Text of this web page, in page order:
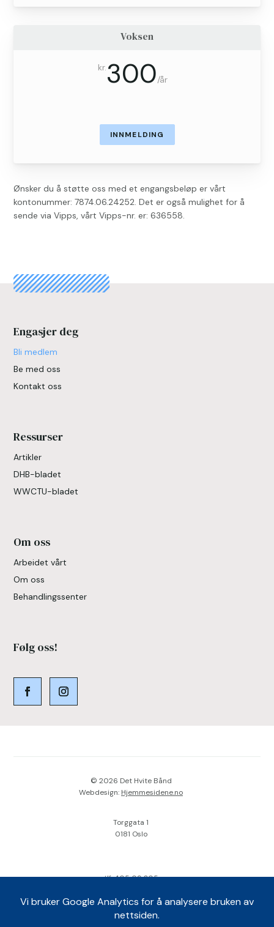
Voksen
kr.300/år
INNMELDING
Ønsker du å støtte oss med et engangsbeløp er vårt
kontonummer: 7874.06.24252. Det er også mulighet for å
sende via Vipps, vårt Vipps-nr. er: 636558.
Engasjer deg
Bli medlem
Be med oss
Kontakt oss
Ressurser
Artikler
DHB-bladet
WWCTU-bladet
Om oss
Arbeidet vårt
Om oss
Behandlingssenter
Følg oss!
© 2026 Det Hvite Bånd
Webdesign: Hjemmesidene.no
Torggata 1
0181 Oslo
tlf.405 09 305